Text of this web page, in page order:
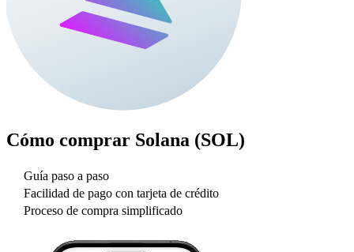
Cómo comprar Solana (SOL)
Guía paso a paso
Facilidad de pago con tarjeta de crédito
Proceso de compra simplificado